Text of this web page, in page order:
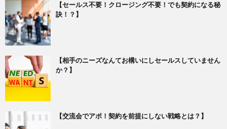
【セールス不要！クロージング不要！でも契約になる秘
訣！？】
【相手のニーズなんてお構いにしセールスしていません
か？】
【交流会でアポ！契約を前提にしない戦略とは？】